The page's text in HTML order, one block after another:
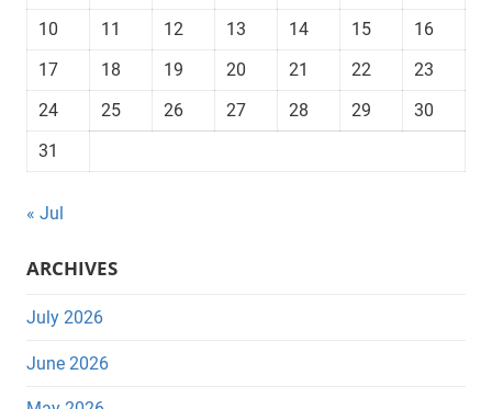
10
11 12 13 14 15
16
17
18 19 20 21 22
23
24
25 26 27 28 29
30
31
« Jul
ARCHIVES
July 2026
June 2026